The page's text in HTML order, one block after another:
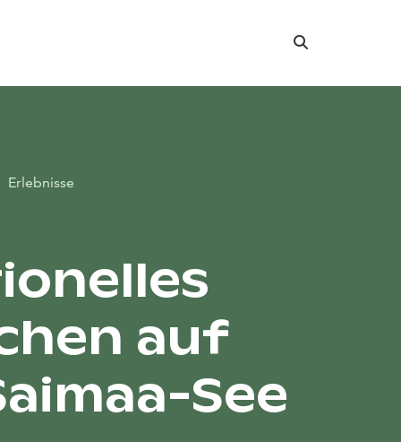
Suche
Erlebnisse
auf
See